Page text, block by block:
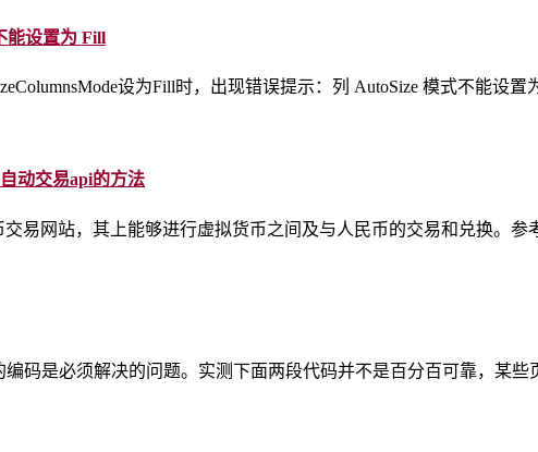
能设置为 Fill
设为Fill时，出现错误提示：列 AutoSize 模式不能设
动交易api的方法
交易网站，其上能够进行虚拟货币之间及与人民币的交易和兑换。
码是必须解决的问题。实测下面两段代码并不是百分百可靠，某些